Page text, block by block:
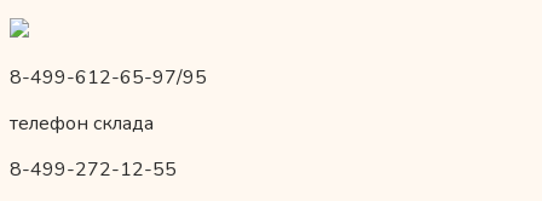
8-499-612-65-97/95
телефон склада
8-499-272-12-55